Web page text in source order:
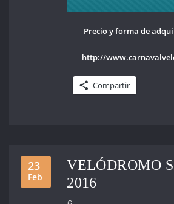
Precio y forma de
http://
Compartir
23
Feb
VELÓDROMO
2016